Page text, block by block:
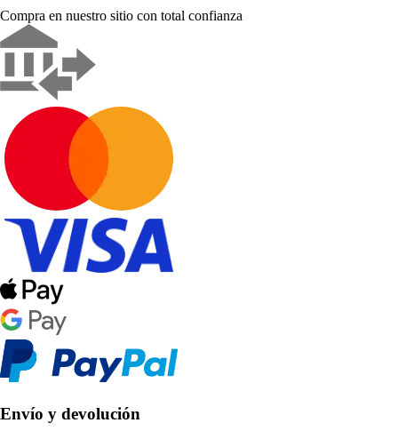
Compra en nuestro sitio con total confianza
Envío y devolución